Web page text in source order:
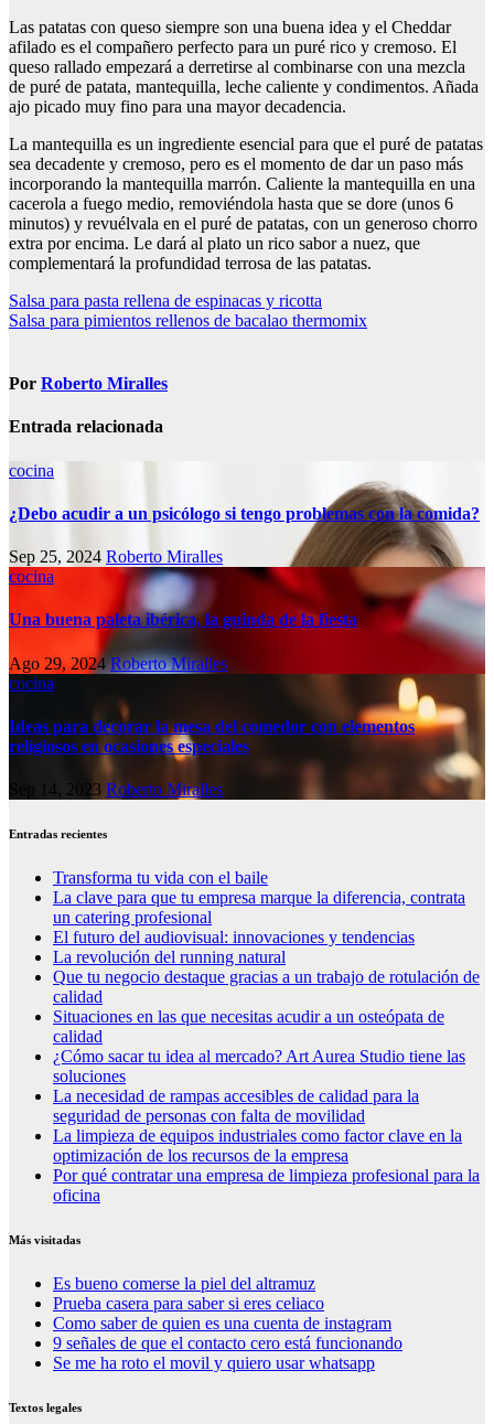
Las patatas con queso siempre son una buena idea y el Cheddar
afilado es el compañero perfecto para un puré rico y cremoso. El
queso rallado empezará a derretirse al combinarse con una mezcla
de puré de patata, mantequilla, leche caliente y condimentos. Añada
ajo picado muy fino para una mayor decadencia.
La mantequilla es un ingrediente esencial para que el puré de patatas
sea decadente y cremoso, pero es el momento de dar un paso más
incorporando la mantequilla marrón. Caliente la mantequilla en una
cacerola a fuego medio, removiéndola hasta que se dore (unos 6
minutos) y revuélvala en el puré de patatas, con un generoso chorro
extra por encima. Le dará al plato un rico sabor a nuez, que
complementará la profundidad terrosa de las patatas.
Navegación
de
Salsa para pasta rellena de espinacas y ricotta
Salsa para pimientos rellenos de bacalao thermomix
Por Roberto Miralles
Entrada relacionada
cocina
¿Debo acudir a un psicólogo si tengo problemas con la comida?
Sep 25, 2024 Roberto Miralles
cocina
Una buena paleta ibérica, la guinda de la fiesta
Ago 29, 2024Roberto Miralles
cocina
Ideas para decorar la mesa del comedor con elementos
religiosos en ocasiones especiales
Sep 14, 2023 Roberto Miralles
Entradas recientes
Transforma tu vida con el baile
La clave para que tu empresa marque la diferencia, contrata
un catering profesional
El futuro del audiovisual: innovaciones y tendencias
La revolución del running natural
Que tu negocio destaque gracias a un trabajo de rotulación de
calidad
Situaciones en las que necesitas acudir a un osteópata de
calidad
¿Cómo sacar tu idea al mercado? Art Aurea Studio tiene las
soluciones
La necesidad de rampas accesibles de calidad para la
seguridad de personas con falta de movilidad
La limpieza de equipos industriales como factor clave en la
optimización de los recursos de la empresa
Por qué contratar una empresa de limpieza profesional para la
oficina
Más visitadas
Es bueno comerse la piel del altramuz
Prueba casera para saber si eres celiaco
Como saber de quien es una cuenta de instagram
9 señales de que el contacto cero está funcionando
Se me ha roto el movil y quiero usar whatsapp
Textos legales